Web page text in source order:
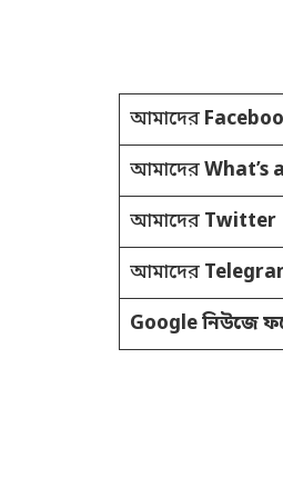
আমাদের
আমাদেরWhat’s
আমাদের Twitter
আমাদের
Google নিউজে